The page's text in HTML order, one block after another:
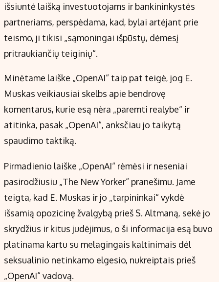
išsiuntė laišką investuotojams ir bankininkystės
partneriams, perspėdama, kad, bylai artėjant prie
teismo, ji tikisi „sąmoningai išpūstų, dėmesį
pritraukiančių teiginių“.
Minėtame laiške „OpenAI“ taip pat teigė, jog E.
Muskas veikiausiai skelbs apie bendrovę
komentarus, kurie esą nėra „paremti realybe“ ir
atitinka, pasak „OpenAI“, anksčiau jo taikytą
spaudimo taktiką.
Pirmadienio laiške „OpenAI“ rėmėsi ir neseniai
pasirodžiusiu „The New Yorker“ pranešimu. Jame
teigta, kad E. Muskas ir jo „tarpininkai“ vykdė
išsamią opozicinę žvalgybą prieš S. Altmaną, sekė jo
skrydžius ir kitus judėjimus, o ši informacija esą buvo
platinama kartu su melagingais kaltinimais dėl
seksualinio netinkamo elgesio, nukreiptais prieš
„OpenAI“ vadovą.